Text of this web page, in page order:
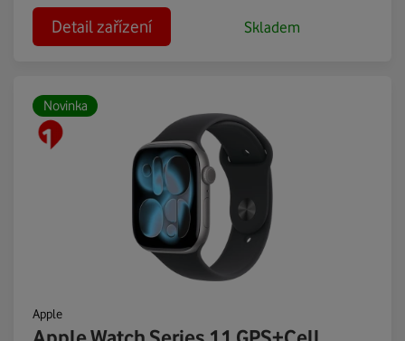
Detail zařízení Skladem
Novinka
Apple